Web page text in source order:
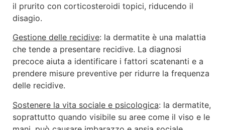
il prurito con corticosteroidi topici, riducendo il
disagio.
Gestione delle recidive: la dermatite è una malattia
che tende a presentare recidive. La diagnosi
precoce aiuta a identificare i fattori scatenanti e a
prendere misure preventive per ridurre la frequenza
delle recidive.
Sostenere la vita sociale e psicologica: la dermatite,
soprattutto quando visibile su aree come il viso e le